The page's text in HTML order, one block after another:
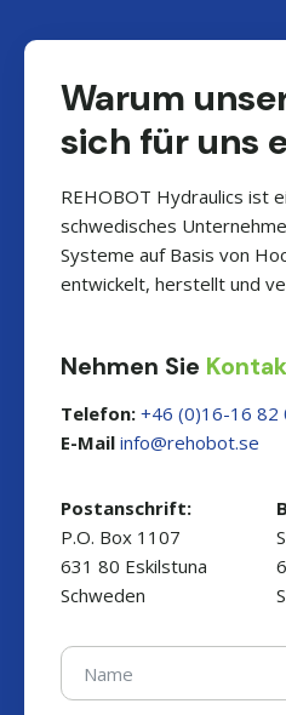
Warum
sich für uns
REHOBOT Hydraulics ist
schwedisches
Systeme auf Basis von
entwickelt, herstellt und
Nehmen Sie
Telefon: +46 (0)16-16 82
E-Mail es.toboher@ofni
Postanschrift:
P.O. Box 1107
631 80 Eskilstuna
Schweden